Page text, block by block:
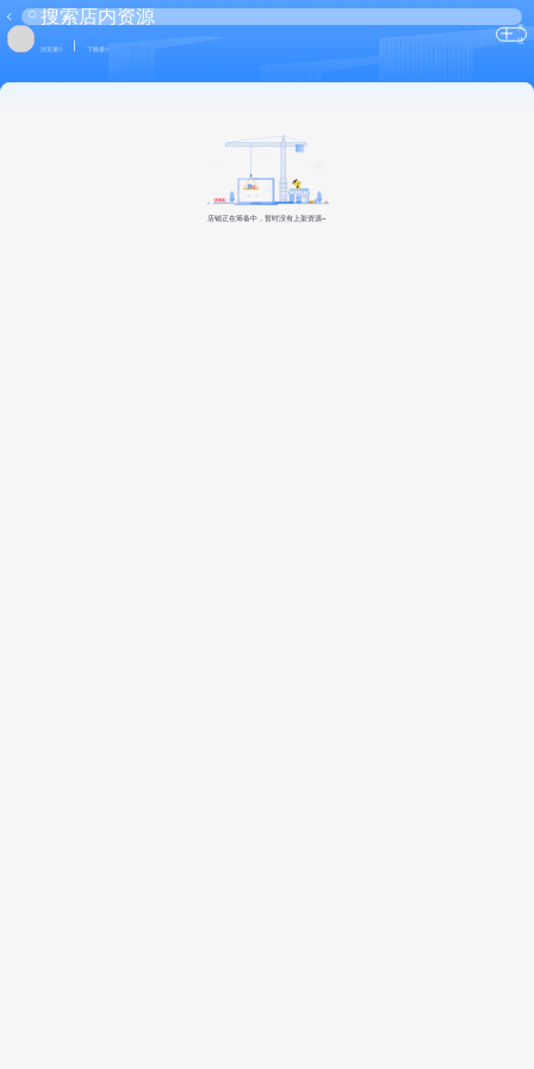
浏览量0 下载量0
关
注
店铺正在筹备中，暂时没有上架资源~